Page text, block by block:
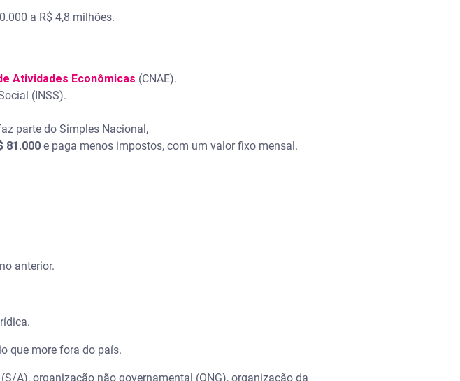
a R$ 4,8 milhões.
Atividades Econômicas (CNAE).
(INSS).
parte do Simples Nacional,
81.000 e paga menos impostos, com um valor fixo mensal.
anterior.
que more fora do país.
A), organização não governamental (ONG), organização da